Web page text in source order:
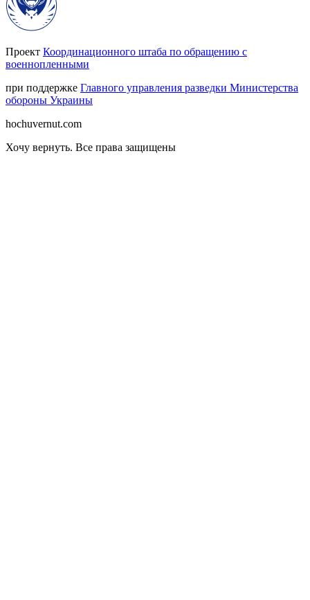
Проект Координационного штаба по обращению с
военнопленными
при поддержке Главного управления разведки Министерства
обороны Украины
hochuvernut.com
Хочу вернуть. Все права защищены